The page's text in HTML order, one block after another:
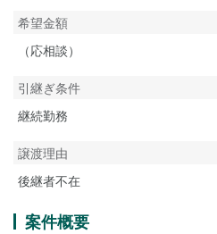
希望金額
（応相談）
引継ぎ条件
継続勤務
譲渡理由
後継者不在
案件概要